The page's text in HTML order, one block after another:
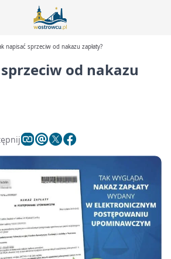
napisać sprzeciw od nakazu zapłaty?
od nakazu